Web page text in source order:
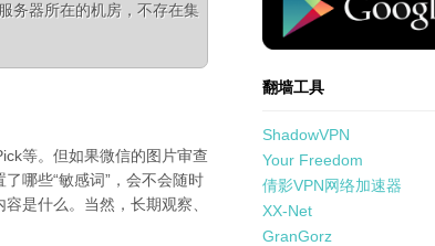
务器所在的机房，不存在集
等。但如果微信的图片审查
哪些“敏感词”，会不会随时
是什么。当然，长期观察、
翻墙工具
ShadowVPN
Your Freedom
倩影VPN网络加速器
XX-Net
GranGorz